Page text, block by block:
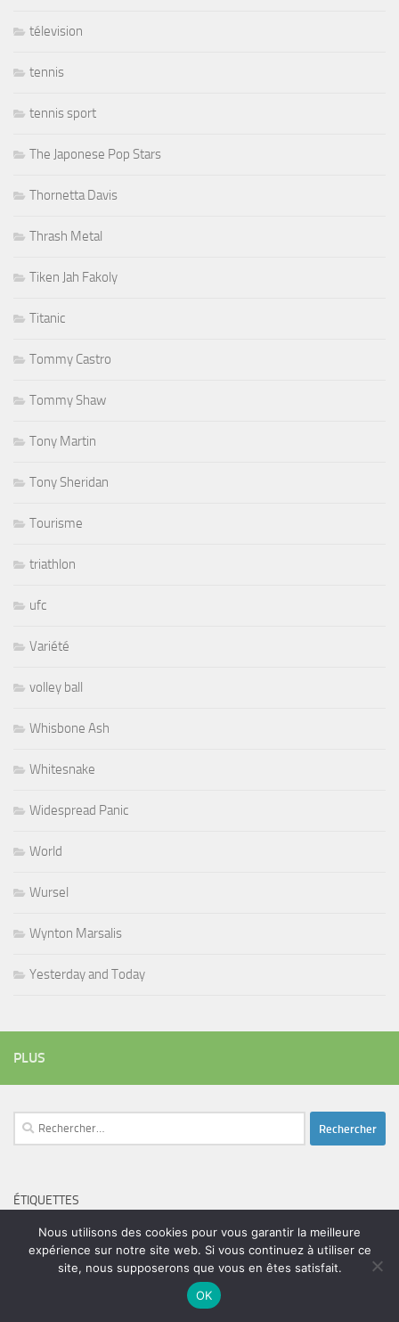
télevision
tennis
tennis sport
The Japonese Pop Stars
Thornetta Davis
Thrash Metal
Tiken Jah Fakoly
Titanic
Tommy Castro
Tommy Shaw
Tony Martin
Tony Sheridan
Tourisme
triathlon
ufc
Variété
volley ball
Whisbone Ash
Whitesnake
Widespread Panic
World
Wursel
Wynton Marsalis
Yesterday and Today
PLUS
Rechercher :
ÉTIQUETTES
adam bomb amar sundy batteurbeatlesblues blues rock
bootleneck chanteur chanteuse coltrane duc des lombards erick bamy
festival glenn hughes
herbie hancock
Nous utilisons des cookies pour vous garantir la meilleure
expérience sur notre site web. Si vous continuez à utiliser ce
site, nous supposerons que vous en êtes satisfait.
OK